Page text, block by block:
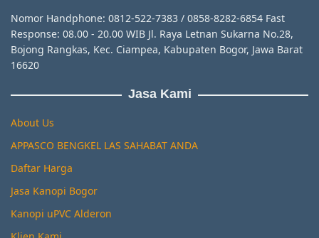
Nomor Handphone: 0812-522-7383 / 0858-8282-6854 Fast
Response: 08.00 - 20.00 WIB Jl. Raya Letnan Sukarna No.28,
Bojong Rangkas, Kec. Ciampea, Kabupaten Bogor, Jawa Barat
16620
Jasa Kami
About Us
APPASCO BENGKEL LAS SAHABAT ANDA
Daftar Harga
Jasa Kanopi Bogor
Kanopi uPVC Alderon